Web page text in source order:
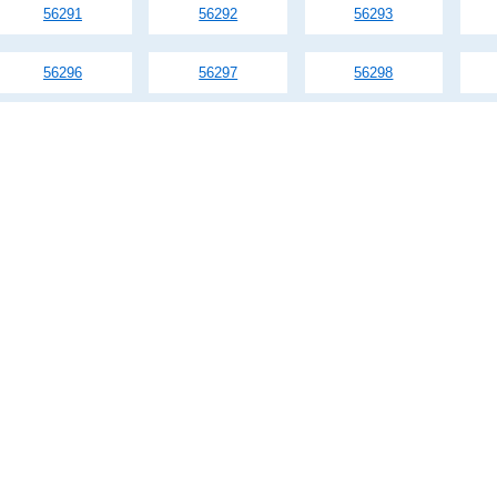
56291 56292 56293
56296 56297 56298